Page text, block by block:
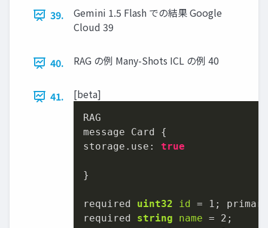
39.
Gemini 1.5 Flash での結果 Google
Cloud 39
40. RAG の例 Many-Shots ICL の例 40
41. [beta]
RAG
message Card {
storage.use: true
}
required uint32 id = 1 ;
required string name = 2 ;